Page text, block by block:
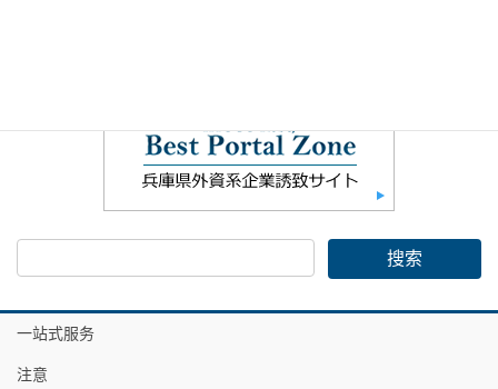
一站式服务
注意